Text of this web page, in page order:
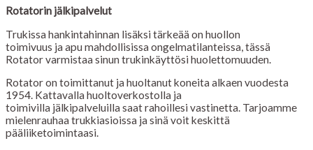
Rotatorin jälkipalvelut
Trukissa hankintahinnan lisäksi tärkeää on huollon
toimivuus ja apu mahdollisissa ongelmatilanteissa, tässä
Rotator varmistaa sinun trukinkäyttösi huolettomuuden.
Rotator on toimittanut ja huoltanut koneita alkaen vuodesta
1954. Kattavalla huoltoverkostolla ja
toimivilla jälkipalveluilla saat rahoillesi vastinetta. Tarjoamme
mielenrauhaa trukkiasioissa ja sinä voit keskittä
pääliiketoimintaasi.